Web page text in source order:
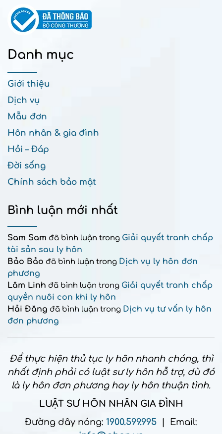
Danh mục
Giới thiệu
Dịch vụ
Mẫu đơn
Hôn nhân & gia đình
Hỏi – Đáp
Đời sống
Chính sách bảo mật
Bình luận mới nhất
Sam Sam đã bình luận trong Giải quyết tranh chấp
tài sản sau ly hôn
Bảo Bảo đã bình luận trong Dịch vụ ly hôn đơn
phương
Lâm Linh đã bình luận trong Giải quyết tranh chấp
quyền nuôi con khi ly hôn
Hải Đăng đã bình luận trong Dịch vụ tư vấn ly hôn
đơn phương
Để thực hiện thủ tục ly hôn nhanh chóng, thì
nhất định phải có luật sư ly hôn hỗ trợ, dù đó
là ly hôn đơn phương hay ly hôn thuận tình.
LUẬT SƯ HÔN NHÂN GIA ĐÌNH
Đường dây nóng: 1900.599.995 | Email: